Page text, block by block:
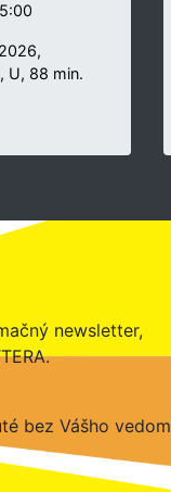
U, 88 min.
newsletter,
bez Vášho